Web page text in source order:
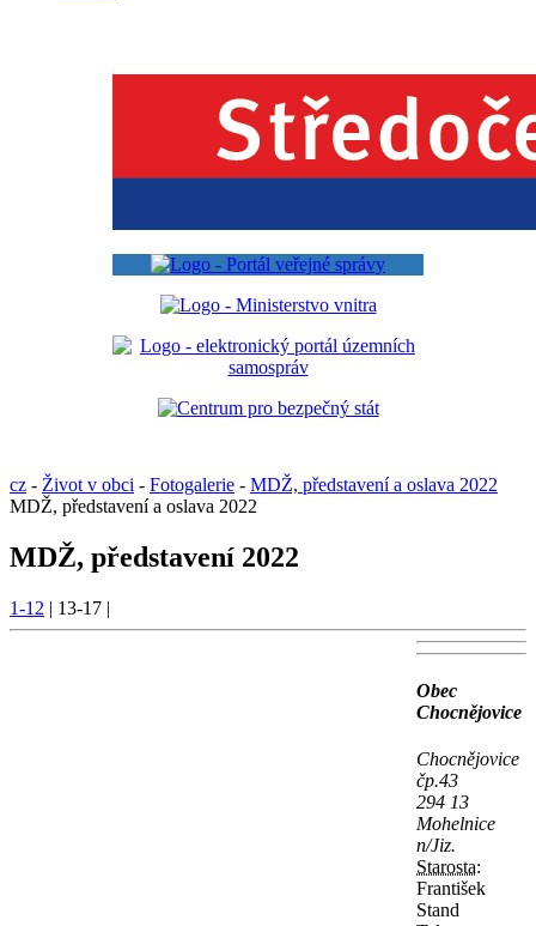
cz - Život v obci - Fotogalerie - MDŽ, představení a oslava 2022
MDŽ, představení a oslava 2022
MDŽ, představení 2022
1-12 | 13-17 |
Obec
Chocnějovice
Chocnějovice
čp.43
294 13
Mohelnice
n/Jiz.
Starosta:
František
Stand